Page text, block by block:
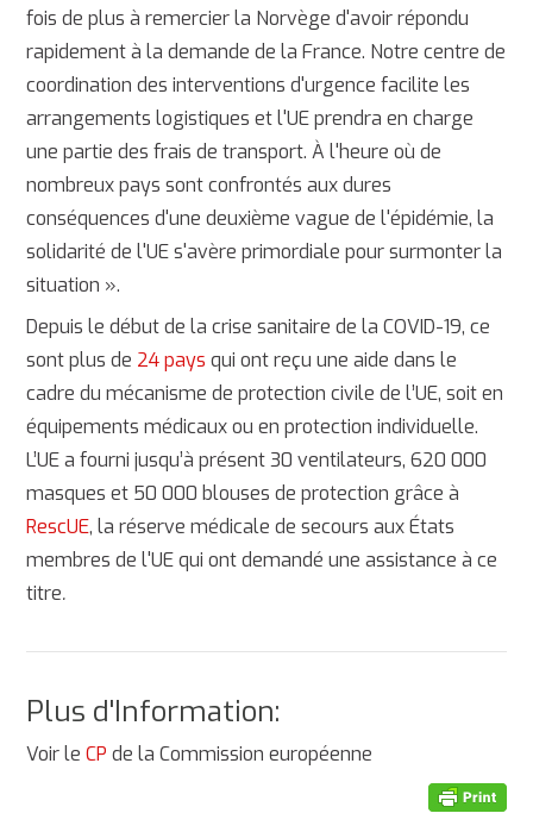
fois de plus à remercier la Norvège d'avoir répondu
rapidement à la demande de la France. Notre centre de
coordination des interventions d'urgence facilite les
arrangements logistiques et l'UE prendra en charge
une partie des frais de transport. À l'heure où de
nombreux pays sont confrontés aux dures
conséquences d'une deuxième vague de l'épidémie, la
solidarité de l'UE s'avère primordiale pour surmonter la
situation ».
Depuis le début de la crise sanitaire de la COVID-19, ce
sont plus de 24 pays qui ont reçu une aide dans le
cadre du mécanisme de protection civile de l’UE, soit en
équipements médicaux ou en protection individuelle.
L’UE a fourni jusqu’à présent 30 ventilateurs, 620 000
masques et 50 000 blouses de protection grâce à
RescUE, la réserve médicale de secours aux États
membres de l'UE qui ont demandé une assistance à ce
titre.
Plus d'Information:
Voir leCP de la Commission européenne